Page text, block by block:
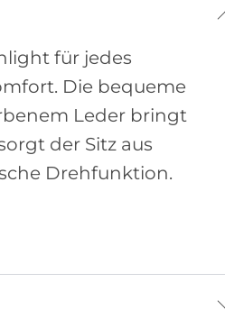
für jedes
Die bequeme
Leder bringt
der Sitz aus
Drehfunktion.